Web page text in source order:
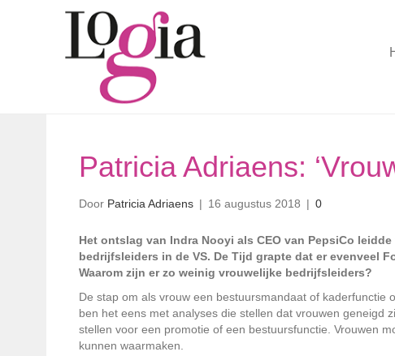
Patricia Adriaens:
Door Patricia Adriaens | 16 augustus 2018 | 0
Het ontslag van Indra Nooyi als CEO van PepsiCo
bedrijfsleiders in de VS. De Tijd grapte dat er evenveel
Waarom zijn er zo weinig vrouwelijke bedrijfsleiders?
De stap om als vrouw een bestuursmandaat of
ben het eens met analyses die stellen dat vrouwen geneigd
stellen voor een promotie of een bestuursfunctie. Vrouwen
kunnen waarmaken.